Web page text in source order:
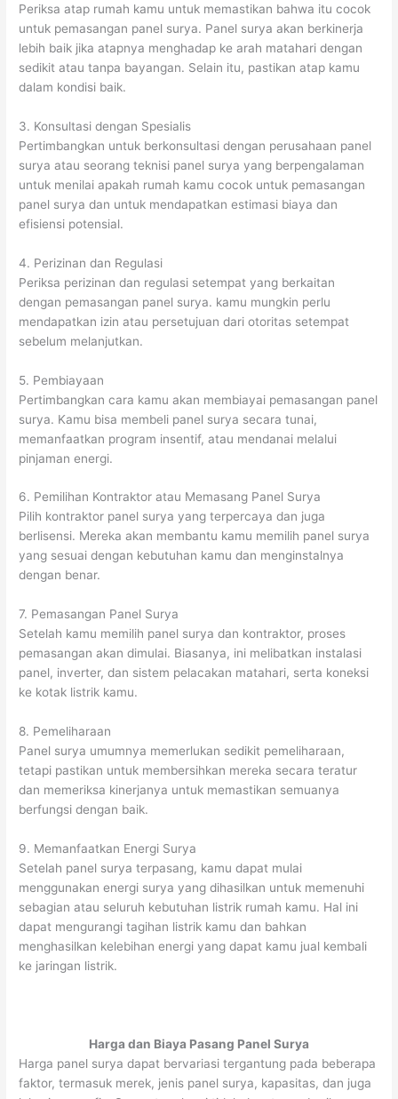
Periksa atap rumah kamu untuk memastikan bahwa itu cocok
untuk pemasangan panel surya. Panel surya akan berkinerja
lebih baik jika atapnya menghadap ke arah matahari dengan
sedikit atau tanpa bayangan. Selain itu, pastikan atap kamu
dalam kondisi baik.
3. Konsultasi dengan Spesialis
Pertimbangkan untuk berkonsultasi dengan perusahaan panel
surya atau seorang teknisi panel surya yang berpengalaman
untuk menilai apakah rumah kamu cocok untuk pemasangan
panel surya dan untuk mendapatkan estimasi biaya dan
efisiensi potensial.
4. Perizinan dan Regulasi
Periksa perizinan dan regulasi setempat yang berkaitan
dengan pemasangan panel surya. kamu mungkin perlu
mendapatkan izin atau persetujuan dari otoritas setempat
sebelum melanjutkan.
5. Pembiayaan
Pertimbangkan cara kamu akan membiayai pemasangan panel
surya. Kamu bisa membeli panel surya secara tunai,
memanfaatkan program insentif, atau mendanai melalui
pinjaman energi.
6. Pemilihan Kontraktor atau Memasang Panel Surya
Pilih kontraktor panel surya yang terpercaya dan juga
berlisensi. Mereka akan membantu kamu memilih panel surya
yang sesuai dengan kebutuhan kamu dan menginstalnya
dengan benar.
7. Pemasangan Panel Surya
Setelah kamu memilih panel surya dan kontraktor, proses
pemasangan akan dimulai. Biasanya, ini melibatkan instalasi
panel, inverter, dan sistem pelacakan matahari, serta koneksi
ke kotak listrik kamu.
8. Pemeliharaan
Panel surya umumnya memerlukan sedikit pemeliharaan,
tetapi pastikan untuk membersihkan mereka secara teratur
dan memeriksa kinerjanya untuk memastikan semuanya
berfungsi dengan baik.
9. Memanfaatkan Energi Surya
Setelah panel surya terpasang, kamu dapat mulai
menggunakan energi surya yang dihasilkan untuk memenuhi
sebagian atau seluruh kebutuhan listrik rumah kamu. Hal ini
dapat mengurangi tagihan listrik kamu dan bahkan
menghasilkan kelebihan energi yang dapat kamu jual kembali
ke jaringan listrik.
Harga dan Biaya Pasang Panel Surya
Harga panel surya dapat bervariasi tergantung pada beberapa
faktor, termasuk merek, jenis panel surya, kapasitas, dan juga